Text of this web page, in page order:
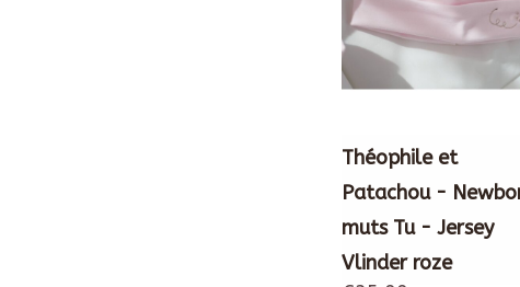
Théophile et
Patachou -
muts Tu - Jersey
Vlinder roze